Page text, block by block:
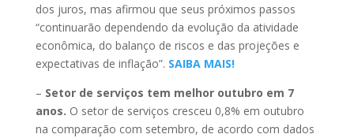
dos juros, mas afirmou que seus próximos passos
“continuarão dependendo da evolução da atividade
econômica, do balanço de riscos e das projeções e
expectativas de inflação”. SAIBA MAIS!
– Setor de serviços tem melhor outubro em 7
anos. O setor de serviços cresceu 0,8% em outubro
na comparação com setembro, de acordo com dados